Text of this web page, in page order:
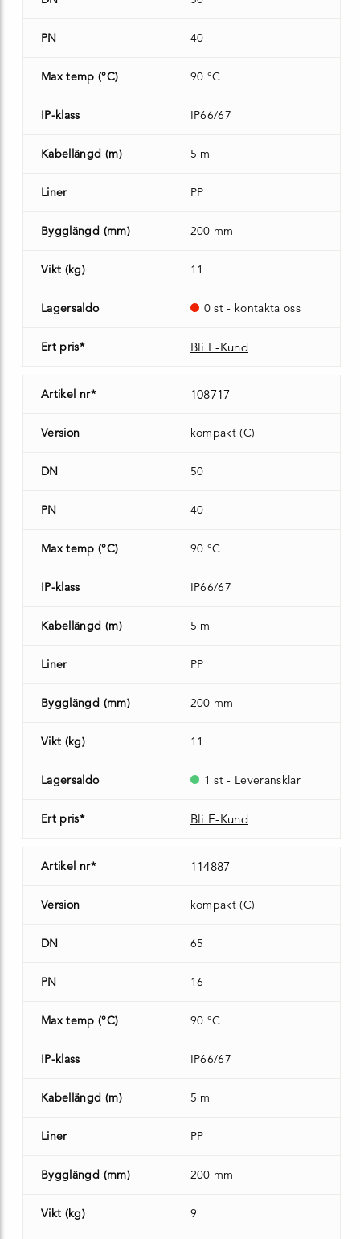
PN 40
Max temp (°C) 90 °C
IP-klass IP66/67
Kabellängd (m) 5 m
Liner PP
Bygglängd (mm) 200 mm
Vikt (kg) 11
Lagersaldo 0 st - kontakta oss
Ert pris* Bli E-Kund
Artikel nr* 108717
Version kompakt (C)
DN 50
PN 40
Max temp (°C) 90 °C
IP-klass IP66/67
Kabellängd (m) 5 m
Liner PP
Bygglängd (mm) 200 mm
Vikt (kg) 11
Lagersaldo 1 st - Leveransklar
Ert pris* Bli E-Kund
Artikel nr* 114887
Version kompakt (C)
DN 65
PN 16
Max temp (°C) 90 °C
IP-klass IP66/67
Kabellängd (m) 5 m
Liner PP
Bygglängd (mm) 200 mm
Vikt (kg) 9